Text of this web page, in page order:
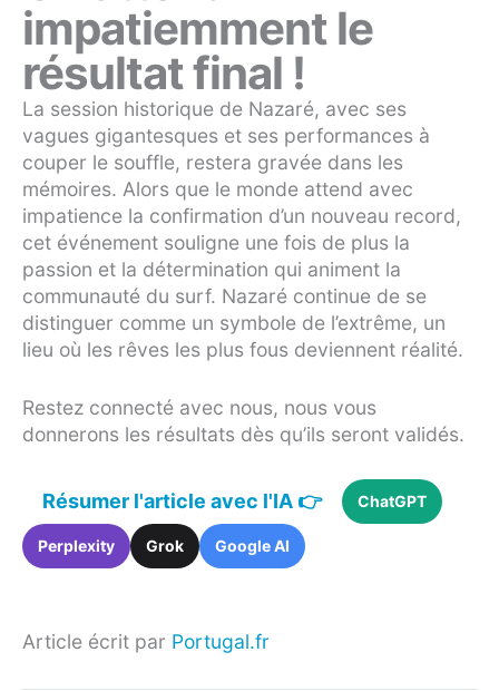
impatiemment le
résultat final !
La session historique de Nazaré, avec ses
vagues gigantesques et ses performances à
couper le souffle, restera gravée dans les
mémoires. Alors que le monde attend avec
impatience la confirmation d’un nouveau record,
cet événement souligne une fois de plus la
passion et la détermination qui animent la
communauté du surf. Nazaré continue de se
distinguer comme un symbole de l’extrême, un
lieu où les rêves les plus fous deviennent réalité.
Restez connecté avec nous, nous vous
donnerons les résultats dès qu’ils seront validés.
Résumer l'article avec l'IA 👉 ChatGPT
Perplexity Grok Google AI
Article écrit par Portugal.fr